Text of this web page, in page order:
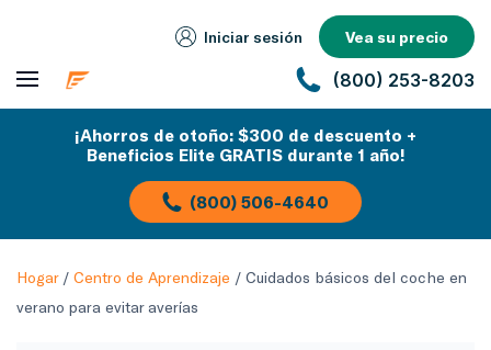
Iniciar sesión Vea su precio
(800) 253-8203
¡Ahorros de otoño: $300 de descuento +
Beneficios Elite GRATIS durante 1 año!
(800) 506-4640
Hogar/ Centro de Aprendizaje / Cuidados básicos del coche en
verano para evitar averías